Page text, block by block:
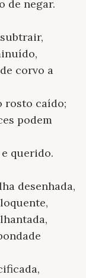
de negar.
corvo a
rosto caído;
podem
querido.
desenhada,